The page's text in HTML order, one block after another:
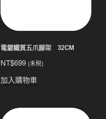
電鍍鐵質五爪腳架 32CM
NT$699 (未稅)
加入購物車